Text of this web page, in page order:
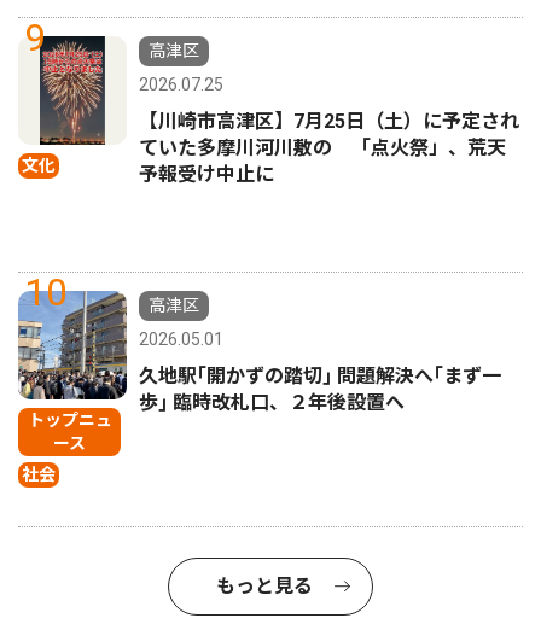
9
文化
高津区
2026.07.25
【川崎市高津区】7月25日（土）に予定され
ていた多摩川河川敷の 「点火祭」、荒天
予報受け中止に
10
トップニュ
ース
社会
高津区
2026.05.01
久地駅｢開かずの踏切｣ 問題解決へ｢まず一
歩｣ 臨時改札口、２年後設置へ
もっと見る